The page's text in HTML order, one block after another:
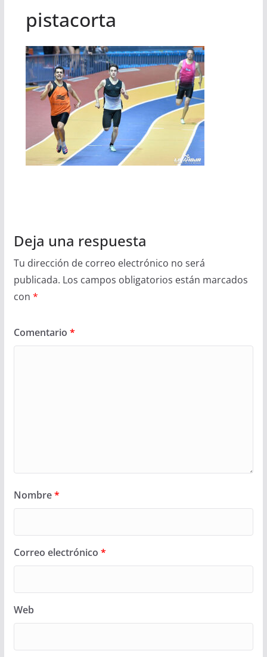
pistacorta
Deja una respuesta
Tu dirección de correo electrónico no será
publicada. Los campos obligatorios están marcados
con *
Comentario *
Nombre*
Correo electrónico *
Web